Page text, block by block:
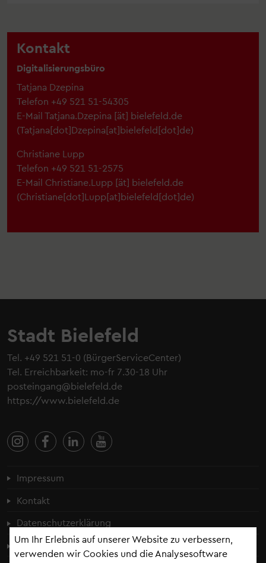
Um Ihr Erlebnis auf unserer Website zu verbessern,
verwenden wir Cookies und die Analysesoftware
Kontakt
Digitalisierungsbüro
Tatjana Dzepina
Telefon +49 521 51-54305
E-Mail Tatjana.Dzepina [ät] bielefeld.de
(Tatjana[dot]Dzepina[at]bielefeld[dot]de)
Christiane Lupp
Telefon +49 521 51-2575
E-Mail Christiane.Lupp [ät] bielefeld.de
(Christiane[dot]Lupp[at]bielefeld[dot]de)
Stadt Bielefeld
Tel. +49 521 51-0 (BürgerServiceCenter)
Tel. Erreichbarkeit: mo-fr 7.30-18 Uhr
posteingang@bielefeld.de
https://www.bielefeld.de
Fußzeilenmenü
Impressum
Kontakt
Datenschutzerklärung
Cookie-Einstellungen